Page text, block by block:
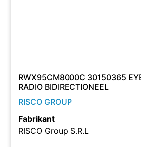
RWX95CM8000C 30150365
RADIO BIDIRECTIONEEL
RISCO GROUP
Fabrikant
RISCO Group S.R.L